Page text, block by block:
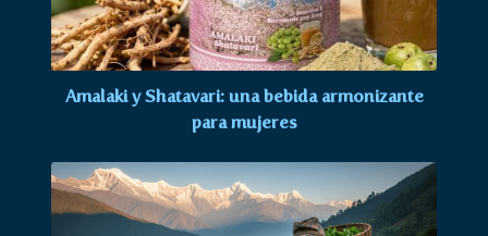
Amalaki y Shatavari: una bebida armonizante
para mujeres